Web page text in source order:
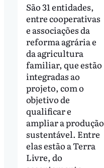
São 31 entidades,
entre cooperativas
e associações da
reforma agrária e
da agricultura
familiar, que estão
integradas ao
projeto, com o
objetivo de
qualificar e
ampliar a produção
sustentável. Entre
elas estão a Terra
Livre, do